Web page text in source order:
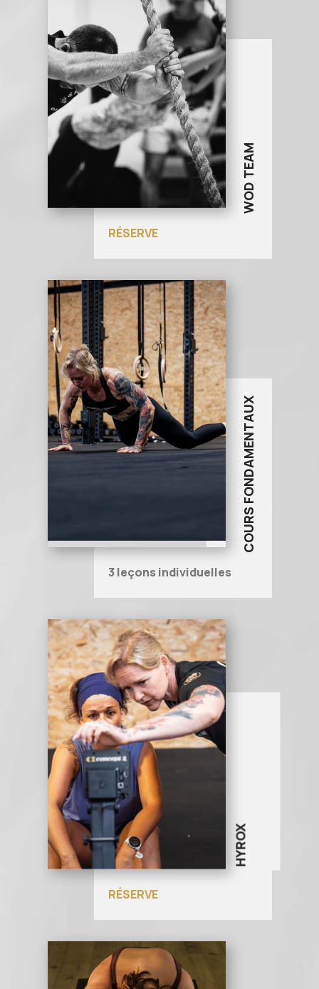
WOD TEAM
RÉSERVE
COURS FONDAMENTAUX
3 leçons individuelles
HYROX
RÉSERVE